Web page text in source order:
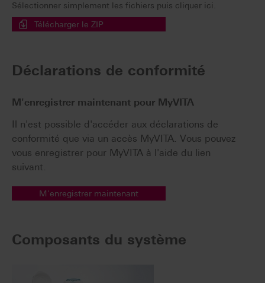
Sélectionner simplement les fichiers puis cliquer ici.
Télécharger le ZIP
Déclarations de conformité
M'enregistrer maintenant pour MyVITA
Il n'est possible d'accéder aux déclarations de
conformité que via un accès MyVITA. Vous pouvez
vous enregistrer pour MyVITA à l'aide du lien
suivant.
M'enregistrer maintenant
Composants du système